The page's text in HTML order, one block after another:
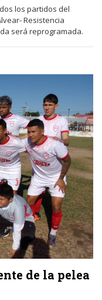
los partidos del
Resistencia
será reprogramada.
de la pelea